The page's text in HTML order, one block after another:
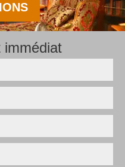
immédiat